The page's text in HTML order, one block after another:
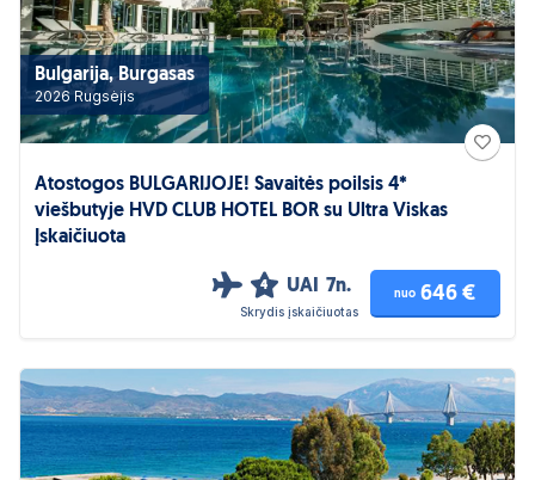
Bulgarija, Burgasas
2026 Rugsėjis
Atostogos BULGARIJOJE! Savaitės poilsis 4*
viešbutyje HVD CLUB HOTEL BOR su Ultra Viskas
Įskaičiuota
4 UAI 7n.
Skrydis įskaičiuotas
nuo 646 €